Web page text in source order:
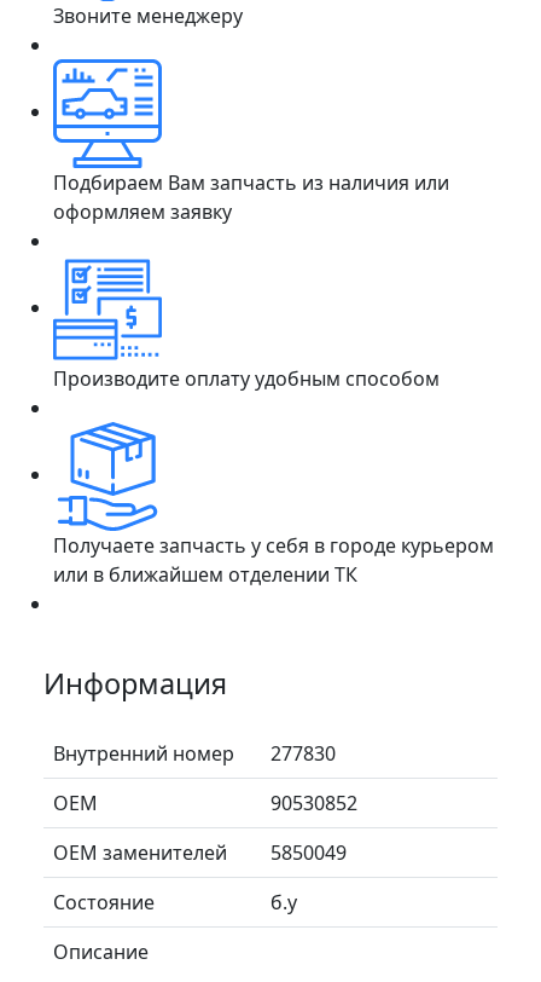
Звоните менеджеру
Подбираем Вам запчасть из наличия или
оформляем заявку
Производите оплату удобным способом
Получаете запчасть у себя в городе курьером
или в ближайшем отделении ТК
Информация
Внутренний номер
277830
ОЕМ
90530852
ОЕМ заменителей
5850049
Состояние
б.у
Описание